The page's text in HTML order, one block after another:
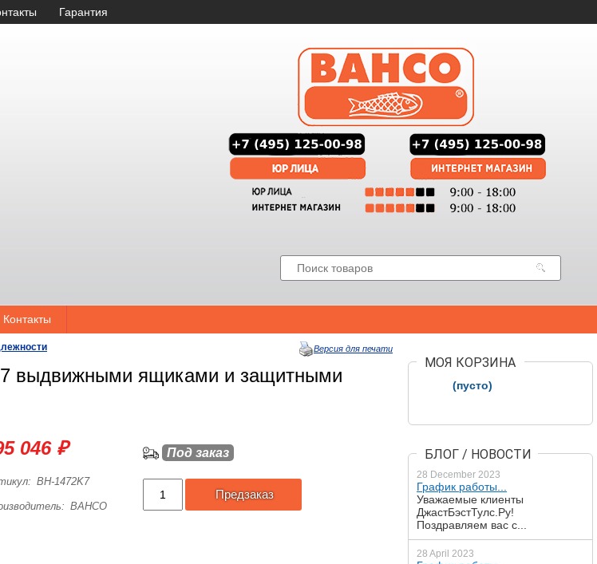
Гарантия
Контакты
Версия для печати
7 выдвижными ящиками и защитными
046 ₽
BH-1472K7
BAHCO
Под заказ
Предзаказ
МОЯ КОРЗИНА
(пусто)
БЛОГ / НОВОСТИ
28 December 2023
График работы...
Уважаемые клиенты
ДжастБэстТулс.Ру!
Поздравляем вас с...
28 April 2023